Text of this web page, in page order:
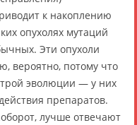
к накоплению
опухолях мутаций
Эти опухоли
вероятно, потому что
эволюции — у них
препаратов.
лучше отвечают